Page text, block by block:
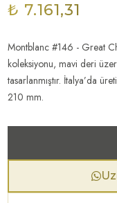
₺ 7.161,31
Montblanc #146 - Great
koleksiyonu, mavi deri
tasarlanmıştır. İtalya’da
210 mm.